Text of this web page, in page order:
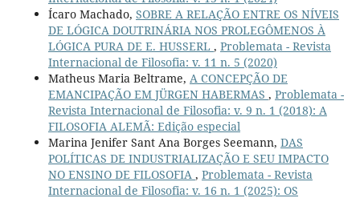
Ícaro Machado, SOBRE A RELAÇÃO ENTRE OS NÍVEIS
DE LÓGICA DOUTRINÁRIA NOS PROLEGÔMENOS À
LÓGICA PURA DE E. HUSSERL , Problemata - Revista
Internacional de Filosofia: v. 11 n. 5 (2020)
Matheus Maria Beltrame, A CONCEPÇÃO DE
EMANCIPAÇÃO EM JÜRGEN HABERMAS , Problemata -
Revista Internacional de Filosofia: v. 9 n. 1 (2018): A
FILOSOFIA ALEMÃ: Edição especial
Marina Jenifer Sant Ana Borges Seemann, DAS
POLÍTICAS DE INDUSTRIALIZAÇÃO E SEU IMPACTO
NO ENSINO DE FILOSOFIA , Problemata - Revista
Internacional de Filosofia: v. 16 n. 1 (2025): OS